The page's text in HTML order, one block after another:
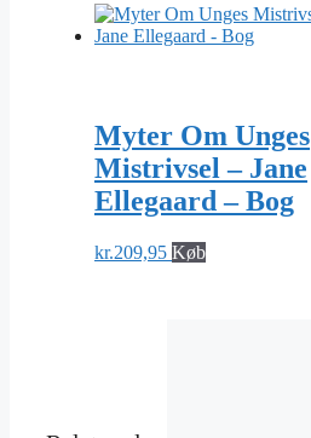
Myter Om Unges
Mistrivsel – Jane
Ellegaard – Bog
kr.209,95 Køb